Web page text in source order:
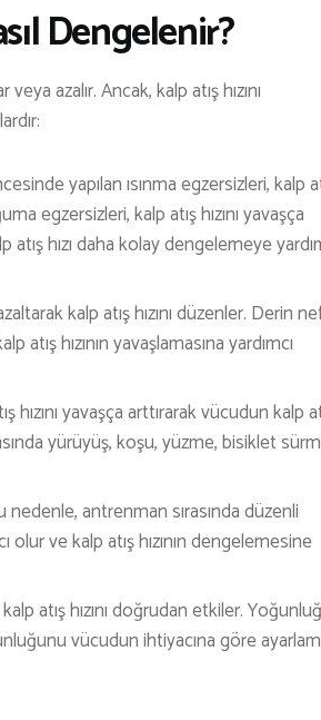
Dengelenir?
azalır. Ancak, kalp atış hızını
yapılan ısınma egzersizleri, kalp
egzersizleri, kalp atış hızını yavaşça
hızı daha kolay dengelemeye
kalp atış hızını düzenler. Derin
hızının yavaşlamasına yardımcı
yavaşça arttırarak vücudun kalp
yürüyüş, koşu, yüzme, bisiklet
nedenle, antrenman sırasında düzenli
ve kalp atış hızının dengelemesine
atış hızını doğrudan etkiler.
vücudun ihtiyacına göre
Dikkat Edilmesi Gerekenler!!!
AYAKKABI